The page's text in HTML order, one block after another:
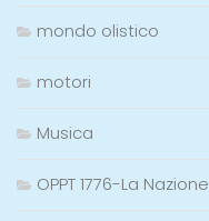
mondo olistico
motori
Musica
OPPT 1776-La Nazione